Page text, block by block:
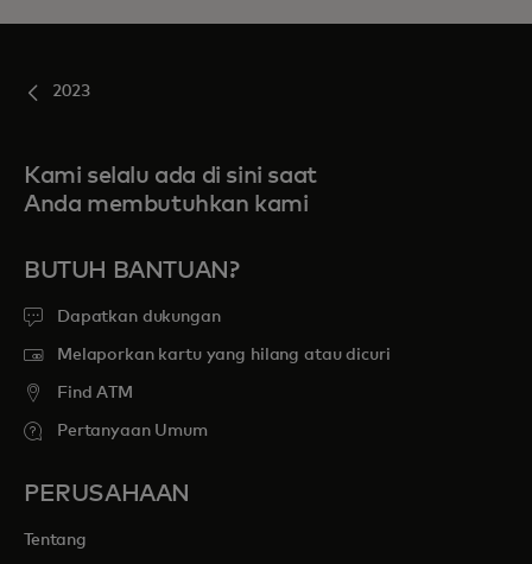
2023
Kami selalu ada di sini saat
Anda membutuhkan kami
BUTUH BANTUAN?
Dapatkan dukungan
Melaporkan kartu yang hilang atau dicuri
Find ATM
Pertanyaan Umum
PERUSAHAAN
Tentang